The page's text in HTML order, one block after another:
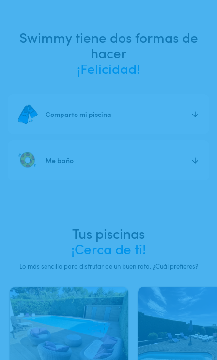
Swimmy tiene dos formas de
hacer
¡Felicidad!
Comparto mi piscina
Alquila fácilmente tu piscina
Me baño
Disfruta tú también de Swimmy
Tus piscinas
¡Cerca de ti!
Lo más sencillo para disfrutar de un buen rato. ¿Cuál prefieres?